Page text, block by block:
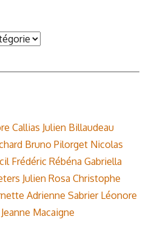
Callias Julien Billaudeau
Bruno Pilorget Nicolas
Frédéric Rébéna Gabriella
Julien Rosa Christophe
Adrienne Sabrier Léonore
Jeanne Macaigne